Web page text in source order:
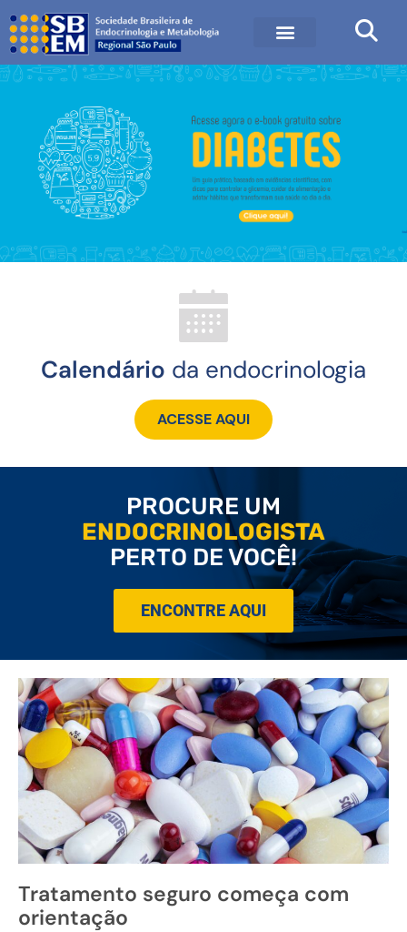
Calendário da endocrinologia
ACESSE AQUI
PROCURE UM
ENDOCRINOLOGISTA
PERTO DE VOCÊ!
ENCONTRE AQUI
Tratamento seguro começa com
orientação